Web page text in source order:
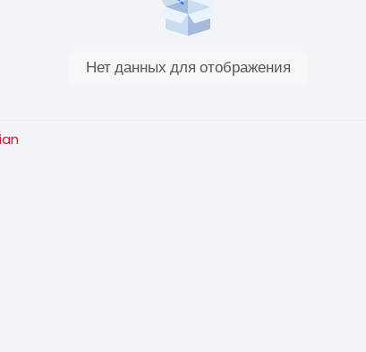
Нет данных для отображения